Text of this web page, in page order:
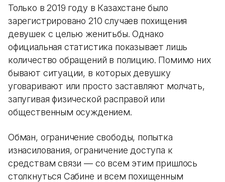
Только в 2019 году в Казахстане было
зарегистрировано 210 случаев похищения
девушек с целью женитьбы. Однако
официальная статистика показывает лишь
количество обращений в полицию. Помимо них
бывают ситуации, в которых девушку
уговаривают или просто заставляют молчать,
запугивая физической расправой или
общественным осуждением.
Обман, ограничение свободы, попытка
изнасилования, ограничение доступа к
средствам связи — со всем этим пришлось
столкнуться Сабине и всем похищенным